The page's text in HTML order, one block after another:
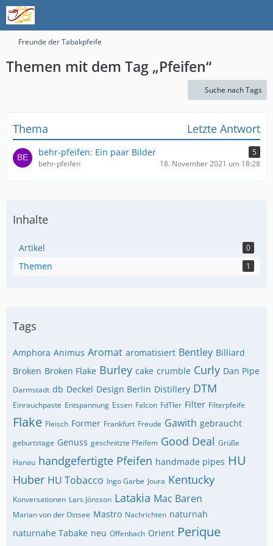
Freunde der Tabakpfeife
Themen mit dem Tag „Pfeifen“
Suche nach Tags
Thema Letzte Antwort
behr-pfeifen: Ein paar Bilder
5
behr-pfeifen
18. November 2021 um 18:28
Inhalte
Artikel 0
Themen 1
Tags
Amphora Animus Aromat aromatisiert Bentley Billiard
Broken Broken Flake Burley cake crumble Curly Dan Pipe
Darmstadt db Deckel Design Berlin Distillery DTM
Einrauchpaste Entspannung Essen Falcon FdTler Filter Filterpfeife
Flake Fleisch Former Frankfurt Freude Gawith gebraucht
geburtstage Genuss geschnitzte Pfeifem Good Deal Grüße
Hanau handgefertigte Pfeifen handmade pipes HU
Huber HU Tobacco Ingo Garbe Joura Kentucky
Konversationen Lars Jönsson Latakia Mac Baren
Marian von der Ostsee Mastro Nachrichten naturnah
naturnahe Tabake neu Offenbach Orient Perique